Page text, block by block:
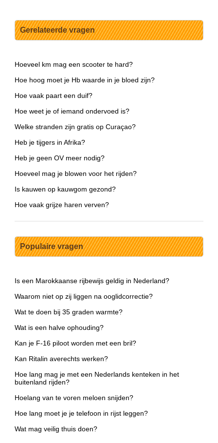
Gerelateerde vragen
Hoeveel km mag een scooter te hard?
Hoe hoog moet je Hb waarde in je bloed zijn?
Hoe vaak paart een duif?
Hoe weet je of iemand ondervoed is?
Welke stranden zijn gratis op Curaçao?
Heb je tijgers in Afrika?
Heb je geen OV meer nodig?
Hoeveel mag je blowen voor het rijden?
Is kauwen op kauwgom gezond?
Hoe vaak grijze haren verven?
Populaire vragen
Is een Marokkaanse rijbewijs geldig in Nederland?
Waarom niet op zij liggen na ooglidcorrectie?
Wat te doen bij 35 graden warmte?
Wat is een halve ophouding?
Kan je F-16 piloot worden met een bril?
Kan Ritalin averechts werken?
Hoe lang mag je met een Nederlands kenteken in het
buitenland rijden?
Hoelang van te voren meloen snijden?
Hoe lang moet je je telefoon in rijst leggen?
Wat mag veilig thuis doen?